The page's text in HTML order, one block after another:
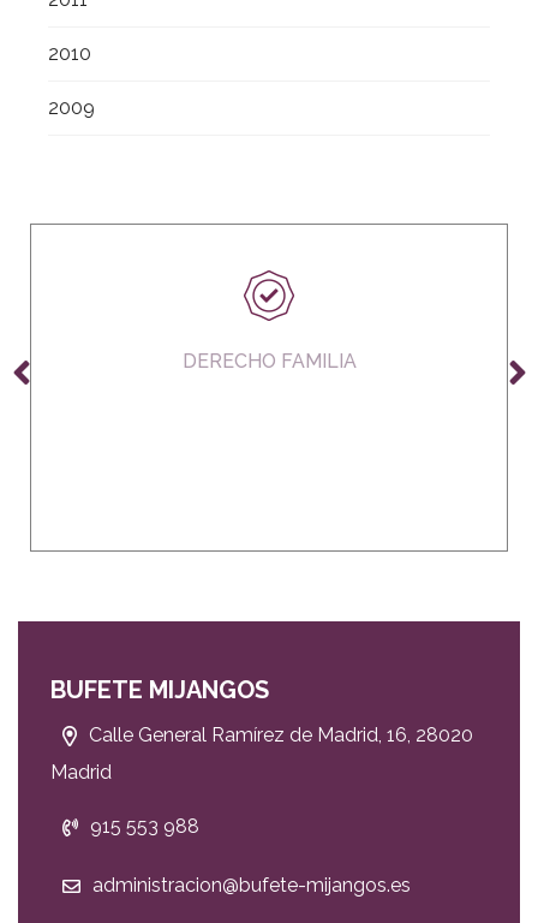
2010
2009
DERECHO FAMILIA
BUFETE MIJANGOS
Calle General Ramírez de Madrid, 16, 28020
Madrid
915 553 988
administracion@bufete-mijangos.es